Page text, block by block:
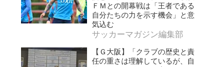
ＦＭとの開幕戦は「王者である
自分たちの力を示す機会」と意
気込む
サッカーマガジン編集部
【Ｇ大阪】「クラブの歴史と責
任の重さは理解しているが、自